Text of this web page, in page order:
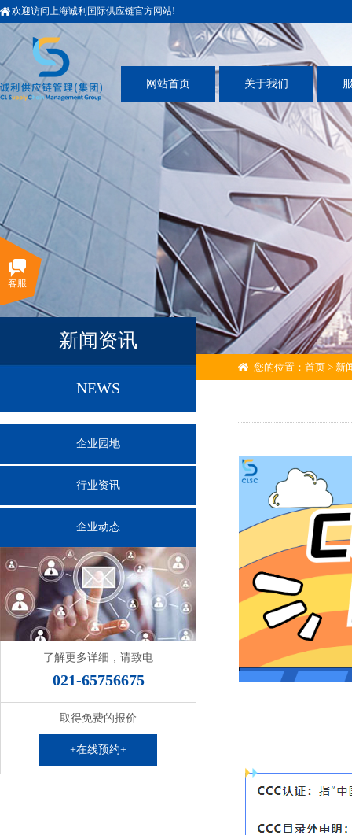
欢迎访问上海诚利国际供应链官方网站!
网站首页 关于我们
新闻资讯
NEWS
企业园地
行业资讯
企业动态
了解更多详细，请致电
021-65756675
取得免费的报价
+在线预约+
您的位置： 首页 > 新
客服